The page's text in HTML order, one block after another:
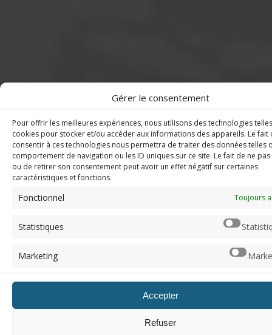
Gérer le consentement
Pour offrir les meilleures expériences, nous utilisons des technologies
cookies pour stocker et/ou accéder aux informations des appareils. Le fait
consentir à ces technologies nous permettra de traiter des données telles
comportement de navigation ou les ID uniques sur ce site. Le fait de ne
ou de retirer son consentement peut avoir un effet négatif sur certaines
caractéristiques et fonctions.
Fonctionnel Toujours
Statistiques
Marketing
Accepter
Refuser